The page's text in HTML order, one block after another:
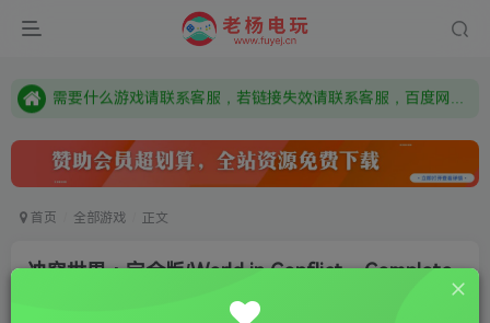
本站资源来自网络搜集，如有侵权，请联系删除：fuyej@qq.com 附上证书和内容链接
需要什么游戏请联系客服，若链接失效请联系客服，百度网盘边上的激活码也是解压密码
首页 全部游戏 正文
冲突世界：完全版/World in Conflict – Complete